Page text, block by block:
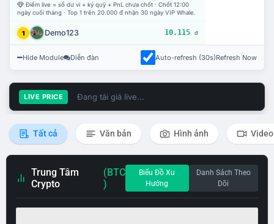
Điểm live = số dư ví + ký quỹ + PnL chưa chốt · Chốt 12:00
ngày cuối tháng · Top 1 trên 20.000 đ nhận 30 ngày VIP Whale.
1 Demo123 10.115 đ
Hide Module Diễn đàn Auto-refresh (30s)Refresh Now
LIVE PRICE Đang tải giá live...
Tất cả Văn bản Hình ảnh Video
Trung Tâm
Crypto
(BTC
)
Biểu Đồ Xu
Hướng
Danh Sách Theo
Dõi